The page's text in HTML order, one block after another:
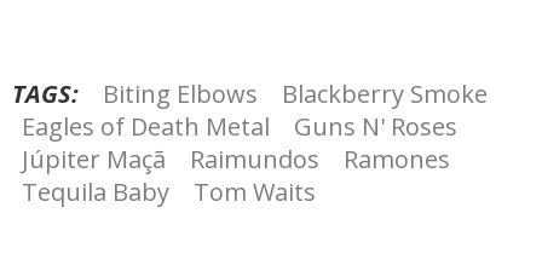
TAGS: Biting Elbows
Blackberry Smoke
Eagles of Death Metal
Guns N' Roses
Júpiter Maçã
Raimundos
Ramones
Tequila Baby
Tom Waits